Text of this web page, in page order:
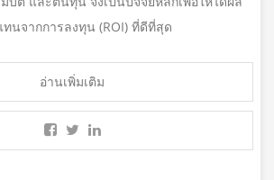
นจากการลงทุน (ROI) ที่ดีที่สุด
อ่านเพิ่มเติม